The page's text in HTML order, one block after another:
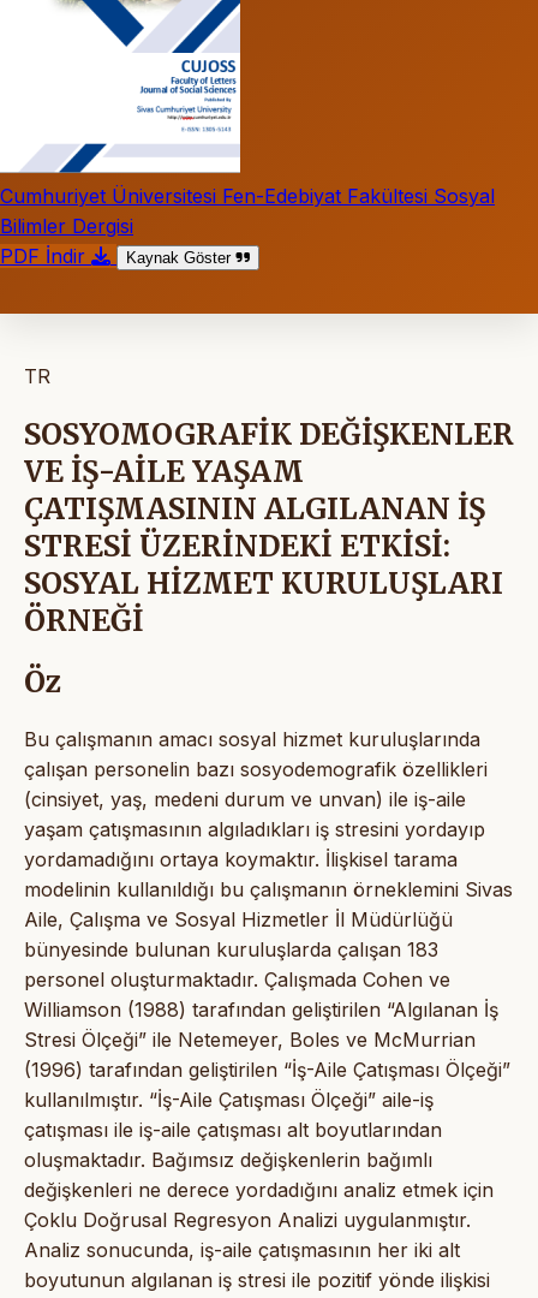
Cumhuriyet Üniversitesi Fen-Edebiyat Fakültesi Sosyal
Bilimler Dergisi
PDF İndir
Kaynak Göster
TR
SOSYOMOGRAFİK DEĞİŞKENLER
VE İŞ-AİLE YAŞAM
ÇATIŞMASININ ALGILANAN İŞ
STRESİ ÜZERİNDEKİ ETKİSİ:
SOSYAL HİZMET KURULUŞLARI
ÖRNEĞİ
Öz
Bu çalışmanın amacı sosyal hizmet kuruluşlarında
çalışan personelin bazı sosyodemografik özellikleri
(cinsiyet, yaş, medeni durum ve unvan) ile iş-aile
yaşam çatışmasının algıladıkları iş stresini yordayıp
yordamadığını ortaya koymaktır. İlişkisel tarama
modelinin kullanıldığı bu çalışmanın örneklemini Sivas
Aile, Çalışma ve Sosyal Hizmetler İl Müdürlüğü
bünyesinde bulunan kuruluşlarda çalışan 183
personel oluşturmaktadır. Çalışmada Cohen ve
Williamson (1988) tarafından geliştirilen “Algılanan İş
Stresi Ölçeği” ile Netemeyer, Boles ve McMurrian
(1996) tarafından geliştirilen “İş-Aile Çatışması Ölçeği”
kullanılmıştır. “İş-Aile Çatışması Ölçeği” aile-iş
çatışması ile iş-aile çatışması alt boyutlarından
oluşmaktadır. Bağımsız değişkenlerin bağımlı
değişkenleri ne derece yordadığını analiz etmek için
Çoklu Doğrusal Regresyon Analizi uygulanmıştır.
Analiz sonucunda, iş-aile çatışmasının her iki alt
boyutunun algılanan iş stresi ile pozitif yönde ilişkisi